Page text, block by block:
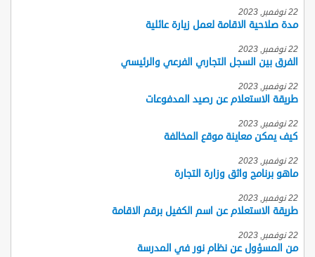
22 نوفمبر, 2023
مدة صلاحية الاقامة لعمل زيارة عائلية
22 نوفمبر, 2023
الفرق بين السجل التجاري الفرعي والرئيسي
22 نوفمبر, 2023
طريقة الاستعلام عن رصيد المدفوعات
22 نوفمبر, 2023
كيف يمكن معاينة موقع المخالفة
22 نوفمبر, 2023
ماهو برنامج واثق وزارة التجارة
22 نوفمبر, 2023
طريقة الاستعلام عن اسم الكفيل برقم الاقامة
22 نوفمبر, 2023
من المسؤول عن نظام نور في المدرسة